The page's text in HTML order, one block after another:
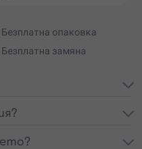
Безплатна опаковка
Безплатна замяна